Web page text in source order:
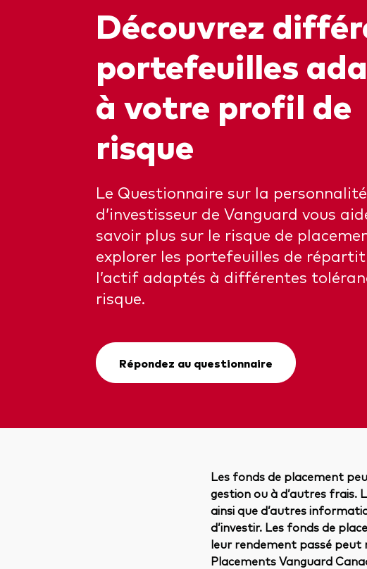
Découvrez
portefeuilles
à votre profil de
risque
Le Questionnaire sur la personnalité
d’investisseur de Vanguard vous
savoir plus sur le risque de
explorer les portefeuilles de
l’actif adaptés à différentes
risque.
Répondez au questionnaire
Les fonds de placement
gestion ou à d’autres frais.
ainsi que d’autres
d’investir. Les fonds de
leur rendement passé peut
Placements Vanguard